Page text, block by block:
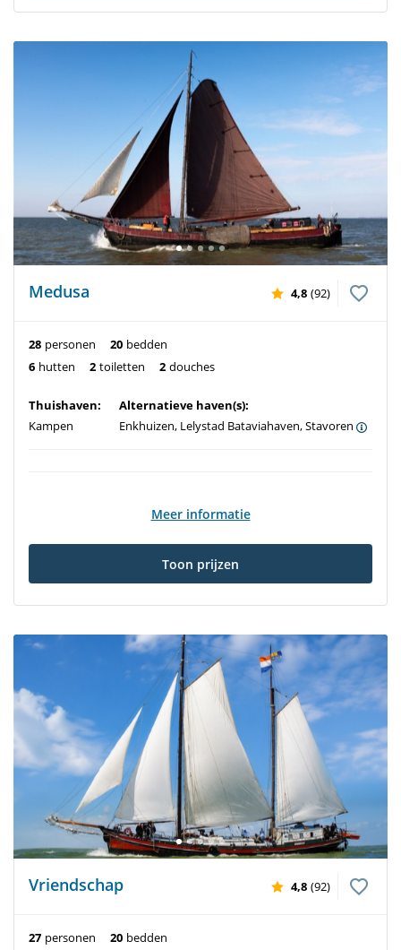
Medusa 4,8 (92)
28 personen 20 bedden
6 hutten 2 toiletten 2 douches
Thuishaven:
Kampen
Alternatieve haven(s):
Enkhuizen, Lelystad Bataviahaven, Stavoren
Meer informatie
Toon prijzen
Vriendschap 4,8 (92)
27 personen 20 bedden